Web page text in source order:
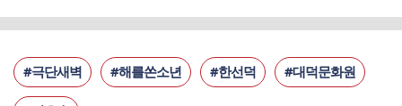
#극단새벽 #해를쏜소년 #한선덕 #대덕문화원